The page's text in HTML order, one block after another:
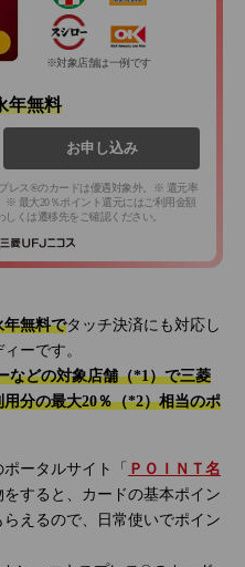
※対象店舗は一例です
年無料
お申し込み
レス®のカードは優遇対象外。※ 還元率
※ 最大20％ポイント還元にはご利用金額
くは遷移先をご確認ください。
年無料でタッチ決済にも対応し
ーです。
などの対象店舗（*1）で三菱
分の最大20％（*2）相当のポ
ータルサイト「 ＰＯＩＮＴ名
をすると、カードの基本ポイン
えるので、日常使いでポイン